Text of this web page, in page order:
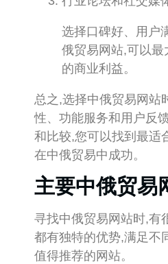
选择口碑好、用户
俄贸易网站,可以最
的商业利益。
总之,选择中俄贸易网站
性、功能服务和用户反
和比较,您可以找到最适
在中俄贸易中成功。
主要中俄贸易
寻找中俄贸易网站时,有
都有独特的优势,满足不
值得推荐的网站。